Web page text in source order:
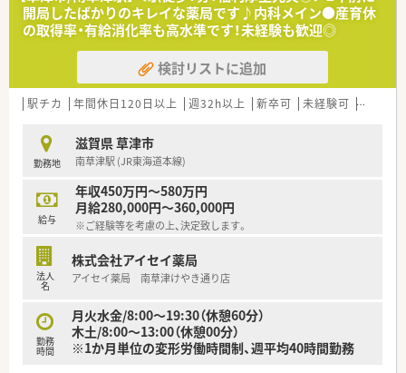
開局したばかりのキレイな薬局です♪内科メイン●産育休
の取得率・有給消化率も高水準です！未経験も歓迎◎
検討リストに追加
駅チカ 年間休日120日以上 週32h以上 新卒可 未経験可 ブラン
勤務地
滋賀県 草津市
南草津駅 (JR東海道本線)
給与
年収450万円～580万円
月給280,000円～360,000円
※ご経験等を考慮の上、決定致します。
法人
名
株式会社アイセイ薬局
アイセイ薬局 南草津けやき通り店
勤務
時間
月火水金/8:00～19:30（休憩60分）
木土/8:00～13:00（休憩00分）
※1か月単位の変形労働時間制、週平均40時間勤務